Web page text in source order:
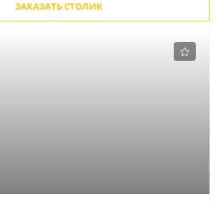
ЗАКАЗАТЬ СТОЛИК